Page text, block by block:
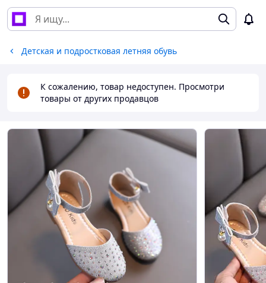
Детская и подростковая летняя обувь
К сожалению, товар недоступен. Просмотри
товары от других продавцов